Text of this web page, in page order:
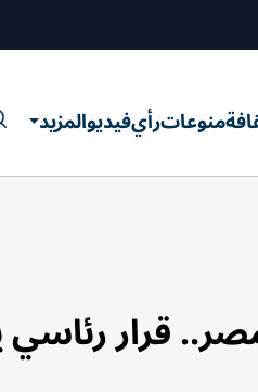
منوعاترأيفيديوالمزيد
رسمياً في مصر.. قرار